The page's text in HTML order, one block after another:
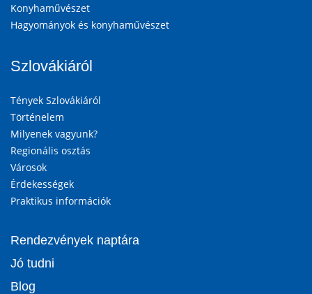
Konyhaművészet
Hagyományok és konyhaművészet
Szlovákiáról
Tények Szlovákiáról
Történelem
Milyenek vagyunk?
Regionális osztás
Városok
Érdekességek
Praktikus információk
Rendezvények naptára
Jó tudni
Blog